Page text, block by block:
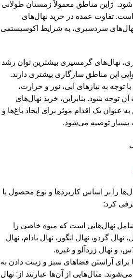
ژاین مناطق معمولاً زمستان طولانی
تفاوت عمده در خرید نهال‌های
سردسیری، به شرایط اکوسیستمی
نهال‌های گرمسیری بیشترین توان رشد
این مناطق سازگاری بیشتری دارند.
توجه به نیازهای آبی، نور و حرارت،
توجه شود. بنابراین، خرید نهال‌های
عنوان یک اقدام موثر برای ایجاد باغ‌ها و
بسیار توصیه می‌شود.
را بر اساس کاربردها و نوع محصول یا
کرد:
نهال‌هایی است که میوه خاصی را
نهال گردو، نهال انگور، نهال بادام، نهال
و نهال زردآلو و غیره.
برای آراستن فضاهای سبز و زینت دادن به
مثال‌هایی از آن‌ها عبارتند از: نهال